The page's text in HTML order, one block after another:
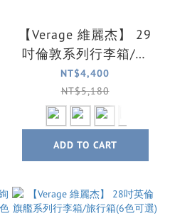
【Verage 維麗杰】 29
吋倫敦系列行李箱/旅
行箱(5色可選) 全台最
輕硬箱
NT$4,400
NT$5,180
ADD TO CART